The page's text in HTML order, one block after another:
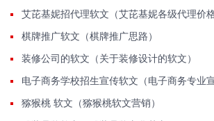
艾芘基妮招代理软文（艾芘基妮各级代理价格
棋牌推广软文（棋牌推广思路）
装修公司的软文（关于装修设计的软文）
猕猴桃 软文（猕猴桃软文营销）